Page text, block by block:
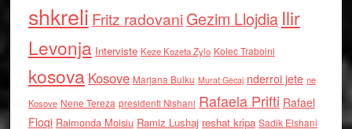
shkreli Fritz radovaniGezim Llojdia Ilir
Levonja Interviste Keze Kozeta Zylo Kolec Traboini
kosova Kosove Marjana Bulku Murat Gecaj nderroi jete ne
Kosove Nene Tereza presidenti Nishani Rafaela Prifti Rafael
Floqi Raimonda Moisiu Ramiz Lushaj reshat kripa Sadik Elshani